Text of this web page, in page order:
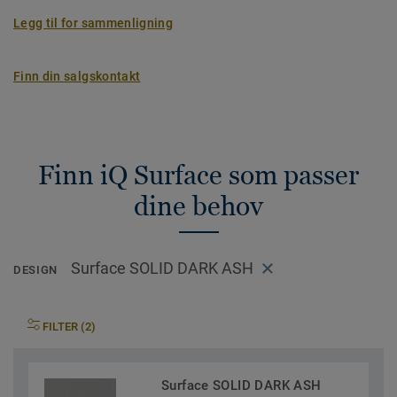
Legg til for sammenligning
Finn din salgskontakt
Finn iQ Surface som passer
dine behov
DESIGN Surface SOLID DARK ASH
FILTER (2)
Surface SOLID DARK ASH